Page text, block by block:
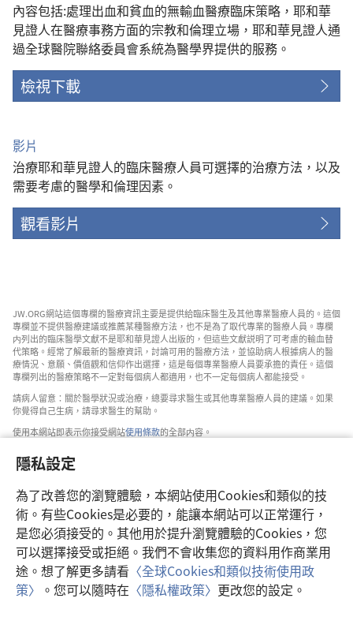
隱私設定
為了改善您的瀏覽體驗，本網站使用Cookies和類似的技
術。有些Cookies是必要的，能讓本網站可以正常運行，
是您必須接受的。其他用於提升瀏覽體驗的Cookies，您
可以選擇接受或拒絕。我們不會收集您的資料用作商業用
途。想了解更多請看 〈全球Cookies和類似技術使用政
策〉 。您可以隨時在 〈隱私權政策〉 更改您的設定。
內容包括:處理出血和貧血的無輸血醫療臨床策略，耶和華
見證人在醫療事務方面的宗教和倫理立場，耶和華見證人通
過全球醫院聯絡委員會系統為醫學界提供的服務。
檢視下載
影片
治療耶和華見證人的臨床醫療人員可選擇的治療方法，以及
需要考慮的醫學和倫理因素。
觀看影片
JW.ORG網站這個專欄的醫療資訊主要是提供給臨床醫生及其他專業醫療人員的。這個
專欄並不提供醫療建議或推薦某種醫療方法，也不是為了取代專業的醫療人員。專欄
内列出的臨床醫學文獻不是耶和華見證人出版的，但這些文獻説明了可考慮的輸血替
代策略。經常了解最新的醫療資訊，討論可用的醫療方法，並協助病人根據病人的醫
療情況、意願、價值觀和信仰作出選擇，這是每個專業醫療人員要承擔的責任。這個
專欄列出的醫療策略不一定對每個病人都適用，也不一定每個病人都能接受。
請病人留意：關於醫學狀況或治療，總要尋求醫生或其他專業醫療人員的建議。如果
你覺得自己生病，請尋求醫生的幫助。
使用本網站即表示你接受網站使用條款的全部内容。
設定外觀
Copyright© 2026 Watch Tower Bible and Tract Society of Pennsylvania.
使用條款 |隱私權政策| 隱私設定